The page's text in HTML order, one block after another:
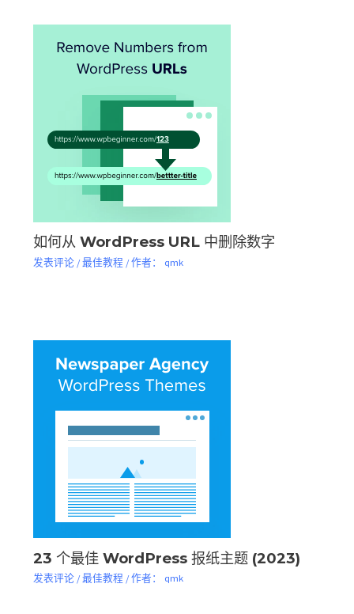
如何从 WordPress URL 中删除数字
发表评论 /最佳教程 / 作者： qmk
23 个最佳 WordPress 报纸主题 (2023)
发表评论 /最佳教程 / 作者： qmk